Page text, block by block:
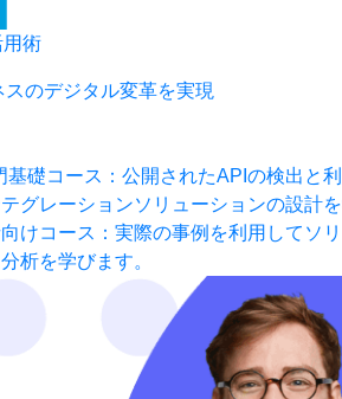
術
のデジタル変革を実現
基礎コース：公開されたAPIの検出と
グレーションソリューションの設計を
けコース：実際の事例を利用してソ
析を学びます。